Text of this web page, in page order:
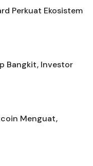
Perkuat Ekosistem
Bangkit, Investor
Menguat,